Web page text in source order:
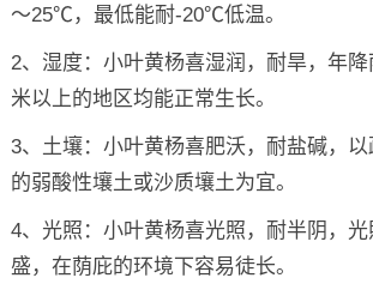
～25℃，最低能耐-20℃低温。
2、湿度：小叶黄杨喜湿润，耐旱，年降
米以上的地区均能正常生长。
3、土壤：小叶黄杨喜肥沃，耐盐碱，
的弱酸性壤土或沙质壤土为宜。
4、光照：小叶黄杨喜光照，耐半阴，
盛，在荫庇的环境下容易徒长。